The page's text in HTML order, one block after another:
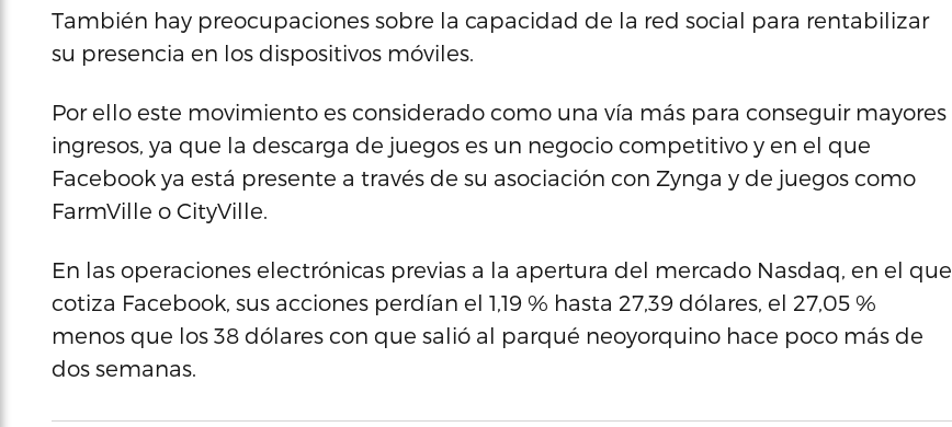
También hay preocupaciones sobre la capacidad de la red social para rentabilizar
su presencia en los dispositivos móviles.
Por ello este movimiento es considerado como una vía más para conseguir mayores
ingresos, ya que la descarga de juegos es un negocio competitivo y en el que
Facebook ya está presente a través de su asociación con Zynga y de juegos como
FarmVille o CityVille.
En las operaciones electrónicas previas a la apertura del mercado Nasdaq, en el que
cotiza Facebook, sus acciones perdían el 1,19 % hasta 27,39 dólares, el 27,05 %
menos que los 38 dólares con que salió al parqué neoyorquino hace poco más de
dos semanas.